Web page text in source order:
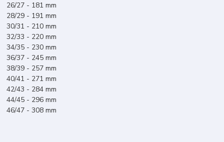
26/27 - 181 mm
28/29 - 191 mm
30/31 - 210 mm
32/33 - 220 mm
34/35 - 230 mm
36/37 - 245 mm
38/39 - 257 mm
40/41 - 271 mm
42/43 - 284 mm
44/45 - 296 mm
46/47 - 308 mm